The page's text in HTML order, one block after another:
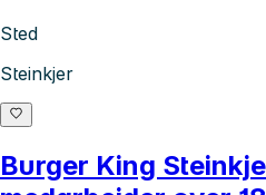
Sted
Steinkjer
Burger King